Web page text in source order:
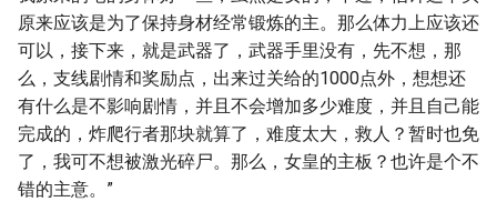
原来应该是为了保持身材经常锻炼的主。那么体力上应该还
可以，接下来，就是武器了，武器手里没有，先不想，那
么，支线剧情和奖励点，出来过关给的1000点外，想想还
有什么是不影响剧情，并且不会增加多少难度，并且自己能
完成的，炸爬行者那块就算了，难度太大，救人？暂时也免
了，我可不想被激光碎尸。那么，女皇的主板？也许是个不
错的主意。”